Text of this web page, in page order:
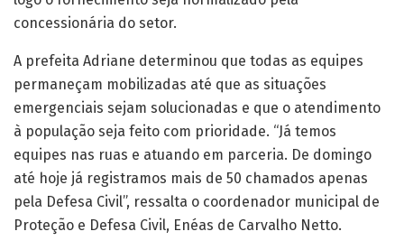
concessionária do setor.
A prefeita Adriane determinou que todas as equipes
permaneçam mobilizadas até que as situações
emergenciais sejam solucionadas e que o atendimento
à população seja feito com prioridade. “Já temos
equipes nas ruas e atuando em parceria. De domingo
até hoje já registramos mais de 50 chamados apenas
pela Defesa Civil”, ressalta o coordenador municipal de
Proteção e Defesa Civil, Enéas de Carvalho Netto.